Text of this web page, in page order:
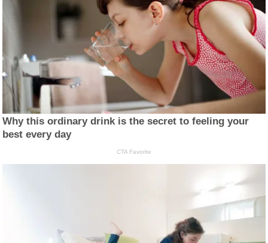
Why this ordinary drink is the secret to feeling your
best every day
CTA Favorite